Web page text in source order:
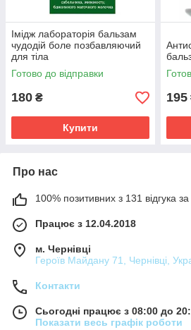
Імідж лабораторія бальзам
чудодій боле позбавляючий
для тіла
Готово до відправки
180 ₴
Купити
195
Про нас
100% позитивних з 131 відгука за
Працює з 12.04.2018
м. Чернівці
Героїв Майдану 71, Чернівці,
Контакти
Сьогодні працює з 08:00 до
Показати весь графік роботи